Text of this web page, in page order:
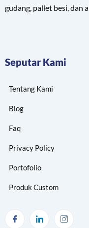
gudang, pallet besi, dan
Seputar Kami
Tentang Kami
Blog
Faq
Privacy Policy
Portofolio
Produk Custom